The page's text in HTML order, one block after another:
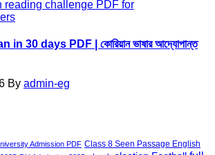
in 30 days PDF | কোরিয়ান ভাষার আদ্যোপান্ত
By admin-eg
Admission PDF Class 8 Seen Passage English